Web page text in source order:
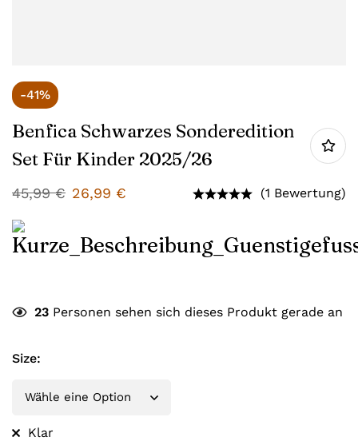
-41%
Benfica Schwarzes Sonderedition
Set Für Kinder 2025/26
45,99€ 26,99 € (1 Bewertung)
23 Personen sehen sich dieses Produkt gerade an
Size:
Klar